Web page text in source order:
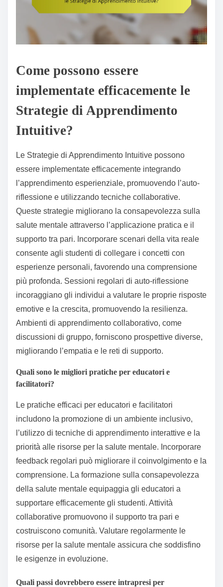
Come possono essere
implementate efficacemente le
Strategie di Apprendimento
Intuitive?
Le Strategie di Apprendimento Intuitive possono
essere implementate efficacemente integrando
l’apprendimento esperienziale, promuovendo l’auto-
riflessione e utilizzando tecniche collaborative.
Queste strategie migliorano la consapevolezza sulla
salute mentale attraverso l’applicazione pratica e il
supporto tra pari. Incorporare scenari della vita reale
consente agli studenti di collegare i concetti con
esperienze personali, favorendo una comprensione
più profonda. Sessioni regolari di auto-riflessione
incoraggiano gli individui a valutare le proprie risposte
emotive e la crescita, promuovendo la resilienza.
Ambienti di apprendimento collaborativo, come
discussioni di gruppo, forniscono prospettive diverse,
migliorando l’empatia e le reti di supporto.
Quali sono le migliori pratiche per educatori e
facilitatori?
Le pratiche efficaci per educatori e facilitatori
includono la promozione di un ambiente inclusivo,
l’utilizzo di tecniche di apprendimento interattive e la
priorità alle risorse per la salute mentale. Incorporare
feedback regolari può migliorare il coinvolgimento e la
comprensione. La formazione sulla consapevolezza
della salute mentale equipaggia gli educatori a
supportare efficacemente gli studenti. Attività
collaborative promuovono il supporto tra pari e
costruiscono comunità. Valutare regolarmente le
risorse per la salute mentale assicura che soddisfino
le esigenze in evoluzione.
Quali passi dovrebbero essere intrapresi per